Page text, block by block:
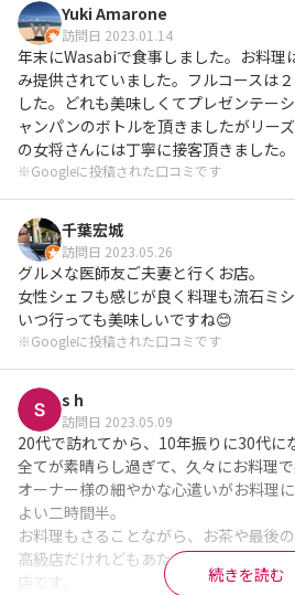
Yuki Amarone
訪問日 2023.01.14
年末にWasabiで食事しました。お料理
み提供されていました。フルコースは
した。どれも美味しくてプレゼンテー
ャンパンのボトルを頂きましたがリー
の女将さんには丁寧に接客頂きました。
※Googleに投稿された口コミです
千葉宏城
訪問日 2023.05.26
グルメな医師友ご夫妻と行くお店。
女性シェフも感じが良く料理も流石ミ
いつ行っても美味しいですね😊
※Googleに投稿された口コミです
s h
訪問日 2023.05.09
20代で訪れてから、10年振りに30代に
全てが素晴らし過ぎて、久々にお料理で
オーナー様の細やかな心遣いがお料理
よい二時間半。
お料理もさることながら、お茶や最後
高級店だけれどもあたたかくて優しい
店です。
続きを読む